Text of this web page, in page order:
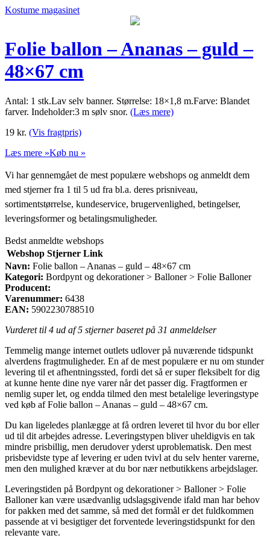
Kostume magasinet
Folie ballon – Ananas – guld –
48×67 cm
Antal: 1 stk.Lav selv banner. Størrelse: 18×1,8 m.Farve: Blandet
farver. Indeholder:3 m sølv snor. (Læs mere)
19 kr. (Vis fragtpris)
Læs mere »Køb nu »
Vi har gennemgået de mest populære webshops og anmeldt dem
med stjerner fra 1 til 5 ud fra bl.a. deres prisniveau,
sortimentstørrelse, kundeservice, brugervenlighed, betingelser,
leveringsformer og betalingsmuligheder.
Bedst anmeldte webshops
Webshop Stjerner Link
Navn: Folie ballon – Ananas – guld – 48×67 cm
Kategori: Bordpynt og dekorationer > Balloner > Folie Balloner
Producent:
Varenummer: 6438
EAN: 5902230788510
Vurderet til 4 ud af 5 stjerner baseret på 31 anmeldelser
Temmelig mange internet outlets udlover på nuværende tidspunkt
alverdens fragtmuligheder. En af de mest populære er nu om stunder
levering til et afhentningssted, fordi det så er super fleksibelt for dig
at kunne hente dine nye varer når det passer dig. Fragtformen er
nemlig super let, og endda tilmed den mest betalelige leveringstype
ved køb af Folie ballon – Ananas – guld – 48×67 cm.
Du kan ligeledes planlægge at få ordren leveret til hvor du bor eller
ud til dit arbejdes adresse. Leveringstypen bliver uheldigvis en tak
mindre prisbillig, men derudover yderst uproblematisk. Den mest
prisbevidste type af levering er uden tvivl at du selv henter varerne,
men den mulighed kræver at du bor nær netbutikkens arbejdslager.
Leveringstiden på Bordpynt og dekorationer > Balloner > Folie
Balloner kan være usædvanlig udslagsgivende ifald man har behov
for pakken med det samme, så med det formål er det fuldkommen
passende at vi besigtiger det forventede leveringstidspunkt for den
relevante vare.